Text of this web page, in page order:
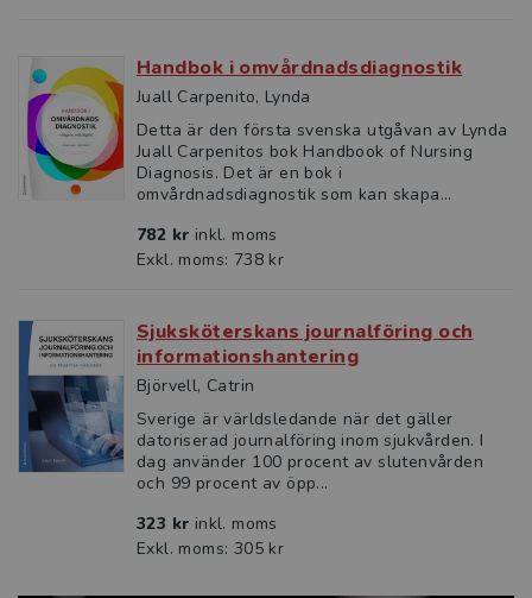
Cookies
Tillgänglighet
Systemkrav
About us
Handbok i omvårdnadsdiagnostik
Juall Carpenito, Lynda
Detta är den första svenska utgåvan av Lynda
Juall Carpenitos bok Handbook of Nursing
Diagnosis. Det är en bok i
omvårdnadsdiagnostik som kan skapa...
782 kr inkl. moms
Exkl. moms: 738 kr
Sjuksköterskans journalföring och
informationshantering
Björvell, Catrin
Sverige är världsledande när det gäller
datoriserad journalföring inom sjukvården. I
dag använder 100 procent av slutenvården
och 99 procent av öpp...
323 kr inkl. moms
Exkl. moms: 305 kr